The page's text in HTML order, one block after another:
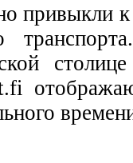
привыкли